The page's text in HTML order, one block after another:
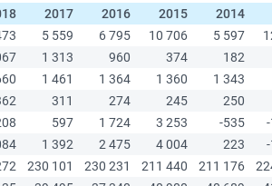
2017 2016 2015 2014